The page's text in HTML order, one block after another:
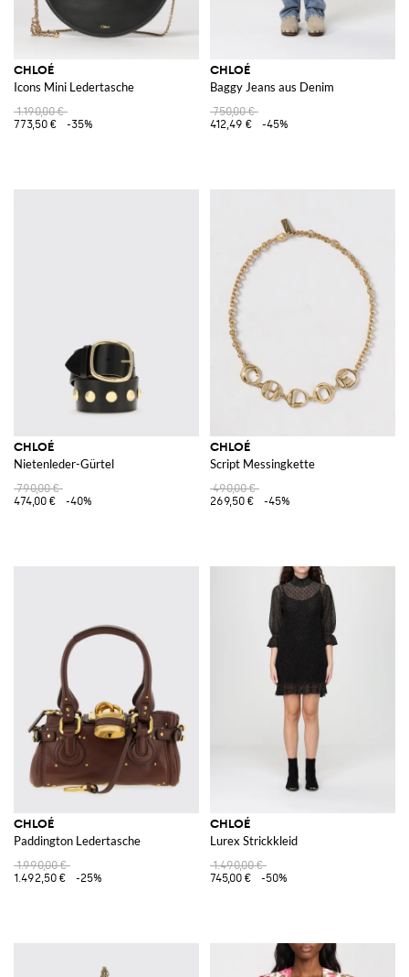
CHLOÉ
Icons Mini Ledertasche
1.190,00 €
773,50 €
-35%
CHLOÉ
Baggy Jeans aus Denim
750,00 €
412,49 €
-45%
CHLOÉ
Nietenleder-Gürtel
790,00 €
474,00 €
-40%
CHLOÉ
Script Messingkette
490,00 €
269,50 €
-45%
CHLOÉ
Paddington Ledertasche
1.990,00 €
1.492,50 €
-25%
CHLOÉ
Lurex Strickkleid
1.490,00 €
745,00 €
-50%